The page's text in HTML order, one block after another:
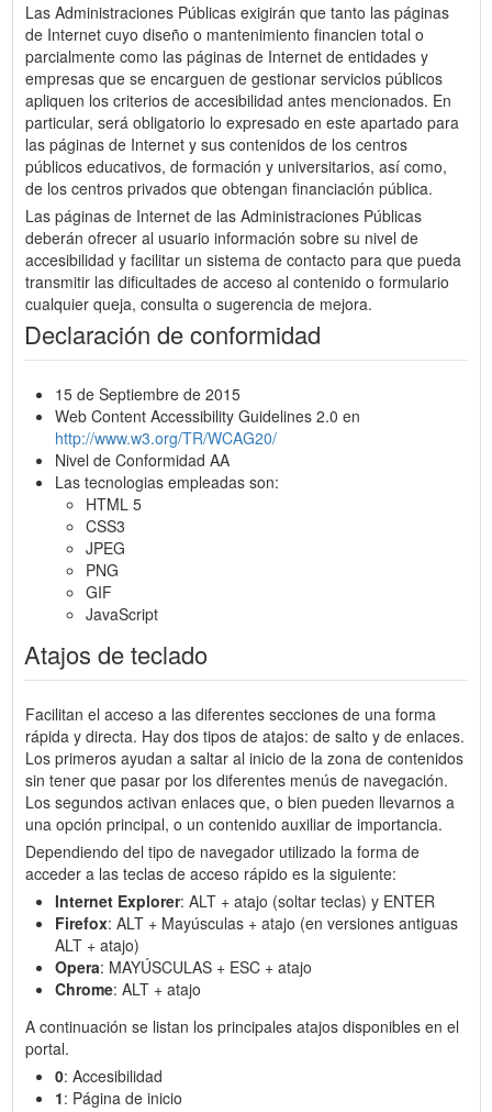
Las Administraciones Públicas exigirán que tanto las páginas
de Internet cuyo diseño o mantenimiento financien total o
parcialmente como las páginas de Internet de entidades y
empresas que se encarguen de gestionar servicios públicos
apliquen los criterios de accesibilidad antes mencionados. En
particular, será obligatorio lo expresado en este apartado para
las páginas de Internet y sus contenidos de los centros
públicos educativos, de formación y universitarios, así como,
de los centros privados que obtengan financiación pública.
Las páginas de Internet de las Administraciones Públicas
deberán ofrecer al usuario información sobre su nivel de
accesibilidad y facilitar un sistema de contacto para que pueda
transmitir las dificultades de acceso al contenido o formulario
cualquier queja, consulta o sugerencia de mejora.
Declaración de conformidad
15 de Septiembre de 2015
Web Content Accessibility Guidelines 2.0 en
http://www.w3.org/TR/WCAG20/
Nivel de Conformidad AA
Las tecnologias empleadas son:
HTML 5
CSS3
JPEG
PNG
GIF
JavaScript
Atajos de teclado
Facilitan el acceso a las diferentes secciones de una forma
rápida y directa. Hay dos tipos de atajos: de salto y de enlaces.
Los primeros ayudan a saltar al inicio de la zona de contenidos
sin tener que pasar por los diferentes menús de navegación.
Los segundos activan enlaces que, o bien pueden llevarnos a
una opción principal, o un contenido auxiliar de importancia.
Dependiendo del tipo de navegador utilizado la forma de
acceder a las teclas de acceso rápido es la siguiente:
Internet Explorer: ALT + atajo (soltar teclas) y ENTER
Firefox: ALT + Mayúsculas + atajo (en versiones antiguas
ALT + atajo)
Opera: MAYÚSCULAS + ESC + atajo
Chrome: ALT + atajo
A continuación se listan los principales atajos disponibles en el
portal.
0: Accesibilidad
1: Página de inicio